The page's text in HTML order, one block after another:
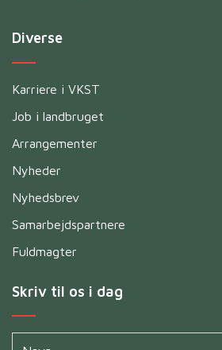
Diverse
Karriere i VKST
Job i landbruget
Arrangementer
Nyheder
Nyhedsbrev
Samarbejdspartnere
Fuldmagter
Skriv til os i dag